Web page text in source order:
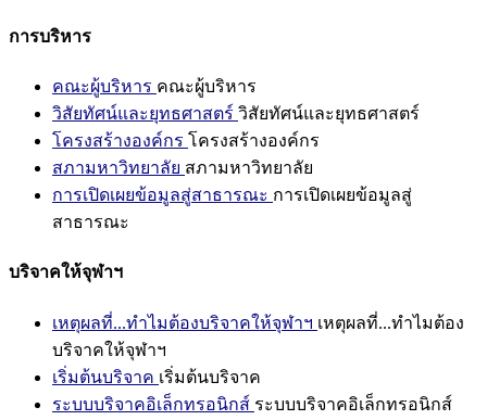
การบริหาร
คณะผู้บริหาร คณะผู้บริหาร
วิสัยทัศน์และยุทธศาสตร์ วิสัยทัศน์และยุทธศาสตร์
โครงสร้างองค์กร โครงสร้างองค์กร
สภามหาวิทยาลัย สภามหาวิทยาลัย
การเปิดเผยข้อมูลสู่สาธารณะ การเปิดเผยข้อมูลสู่
สาธารณะ
บริจาคให้จุฬาฯ
เหตุผลที่...ทำไมต้องบริจาคให้จุฬาฯ เหตุผลที่...ทำไมต้อง
บริจาคให้จุฬาฯ
เริ่มต้นบริจาค เริ่มต้นบริจาค
ระบบบริจาคอิเล็กทรอนิกส์ ระบบบริจาคอิเล็กทรอนิกส์